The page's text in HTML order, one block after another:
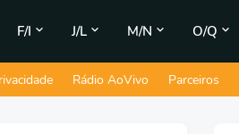
F/I J/L M/N O/Q
Rádio AoVivo Parceiros